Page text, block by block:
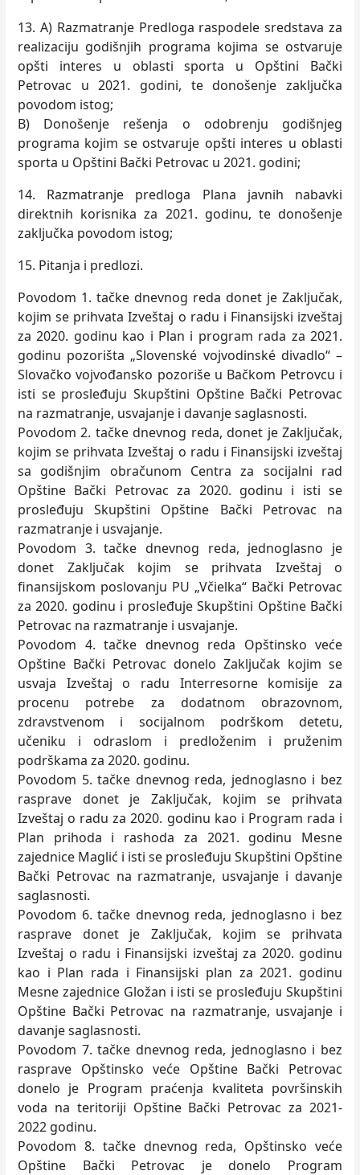
13. A) Razmatranje Predloga raspodele sredstava za
realizaciju godišnjih programa kojima se ostvaruje
opšti interes u oblasti sporta u Opštini Bački
Petrovac u 2021. godini, te donošenje zaklјučka
povodom istog;
B) Donošenje rešenja o odobrenju godišnjeg
programa kojim se ostvaruje opšti interes u oblasti
sporta u Opštini Bački Petrovac u 2021. godini;
14. Razmatranje predloga Plana javnih nabavki
direktnih korisnika za 2021. godinu, te donošenje
zaklјučka povodom istog;
15. Pitanja i predlozi.
Povodom 1. tačke dnevnog reda donet je Zaklјučak,
kojim se prihvata Izveštaj o radu i Finansijski izveštaj
za 2020. godinu kao i Plan i program rada za 2021.
godinu pozorišta „Slovenské vojvodinské divadlo“ –
Slovačko vojvođansko pozoriše u Bačkom Petrovcu i
isti se prosleđuju Skupštini Opštine Bački Petrovac
na razmatranje, usvajanje i davanje saglasnosti.
Povodom 2. tačke dnevnog reda, donet je Zaklјučak,
kojim se prihvata Izveštaj o radu i Finansijski izveštaj
sa godišnjim obračunom Centra za socijalni rad
Opštine Bački Petrovac za 2020. godinu i isti se
prosleđuju Skupštini Opštine Bački Petrovac na
razmatranje i usvajanje.
Povodom 3. tačke dnevnog reda, jednoglasno je
donet Zaklјučak kojim se prihvata Izveštaj o
finansijskom poslovanju PU „Včielka“ Bački Petrovac
za 2020. godinu i prosleđuje Skupštini Opštine Bački
Petrovac na razmatranje i usvajanje.
Povodom 4. tačke dnevnog reda Opštinsko veće
Opštine Bački Petrovac donelo Zaklјučak kojim se
usvaja Izveštaj o radu Interresorne komisije za
procenu potrebe za dodatnom obrazovnom,
zdravstvenom i socijalnom podrškom detetu,
učeniku i odraslom i predloženim i pruženim
podrškama za 2020. godinu.
Povodom 5. tačke dnevnog reda, jednoglasno i bez
rasprave donet je Zaklјučak, kojim se prihvata
Izveštaj o radu za 2020. godinu kao i Program rada i
Plan prihoda i rashoda za 2021. godinu Mesne
zajednice Maglić i isti se prosleđuju Skupštini Opštine
Bački Petrovac na razmatranje, usvajanje i davanje
saglasnosti.
Povodom 6. tačke dnevnog reda, jednoglasno i bez
rasprave donet je Zaklјučak, kojim se prihvata
Izveštaj o radu i Finansijski izveštaj za 2020. godinu
kao i Plan rada i Finansijski plan za 2021. godinu
Mesne zajednice Gložan i isti se prosleđuju Skupštini
Opštine Bački Petrovac na razmatranje, usvajanje i
davanje saglasnosti.
Povodom 7. tačke dnevnog reda, jednoglasno i bez
rasprave Opštinsko veće Opštine Bački Petrovac
donelo je Program praćenja kvaliteta površinskih
voda na teritoriji Opštine Bački Petrovac za 2021-
2022 godinu.
Povodom 8. tačke dnevnog reda, Opštinsko veće
Opštine Bački Petrovac je donelo Program